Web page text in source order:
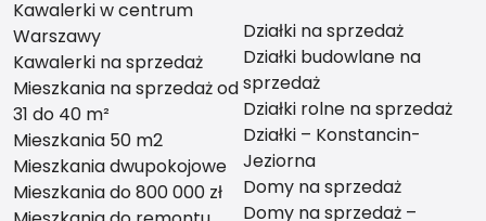
Kawalerki w centrum
Warszawy
Kawalerki na sprzedaż
Mieszkania na sprzedaż od
31 do 40 m²
Mieszkania 50 m2
Mieszkania dwupokojowe
Mieszkania do 800 000 zł
Działki na sprzedaż
Działki budowlane na
sprzedaż
Działki rolne na sprzedaż
Działki – Konstancin-
Jeziorna
Domy na sprzedaż
Domy na sprzedaż –